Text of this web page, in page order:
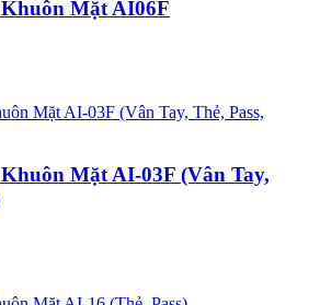
Mặt AI06F
Mặt AI-03F (Vân Tay,